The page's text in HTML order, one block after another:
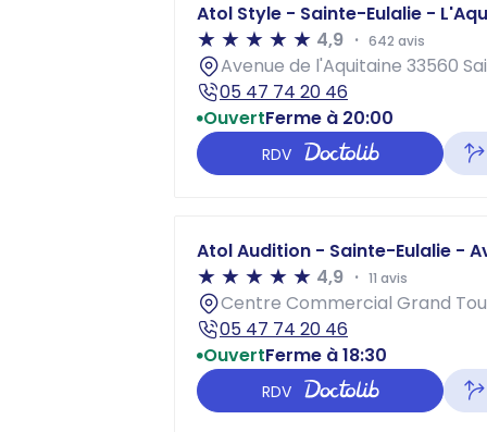
Atol Style - Sainte-Eulalie -
4,9
642 avis
Avenue de l'Aquitaine 33560
05 47 74 20 46
OuvertFerme à 20:00
RDV
Atol Audition - Sainte-Eulalie -
4,9
11 avis
Centre Commercial Grand
05 47 74 20 46
OuvertFerme à 18:30
RDV